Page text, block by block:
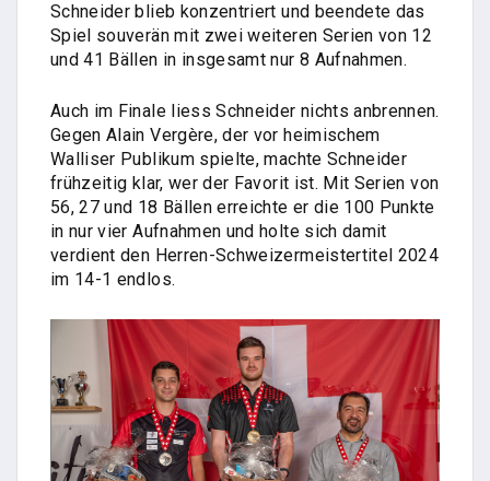
Schneider blieb konzentriert und beendete das
Spiel souverän mit zwei weiteren Serien von 12
und 41 Bällen in insgesamt nur 8 Aufnahmen.
Auch im Finale liess Schneider nichts anbrennen.
Gegen Alain Vergère, der vor heimischem
Walliser Publikum spielte, machte Schneider
frühzeitig klar, wer der Favorit ist. Mit Serien von
56, 27 und 18 Bällen erreichte er die 100 Punkte
in nur vier Aufnahmen und holte sich damit
verdient den Herren-Schweizermeistertitel 2024
im 14-1 endlos.